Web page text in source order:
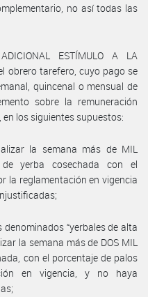
no así todas las
ESTÍMULO A LA
obrero tarefero, cuyo pago se
quincenal o mensual de
sobre la remuneración
en los siguientes supuestos:
la semana más de MIL
de yerba cosechada con el
la reglamentación en vigencia
“yerbales de alta
la semana más de DOS MIL
con el porcentaje de palos
en vigencia, y no haya